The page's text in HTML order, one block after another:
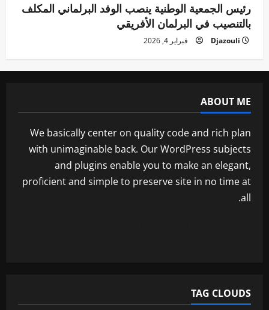
رئيس الجمعية الوطنية ينصب الوفد البرلماني المكلف
بالتنصيب في البرلمان الأفريقي
Djazouli فبراير 4, 2026
ABOUT ME
We basically center on quality code and rich plan
with unimaginable back. Our WordPress subjects
and plugins enable you to make an elegant,
proficient and simple to preserve site in no time at
all.
TAG CLOUDS